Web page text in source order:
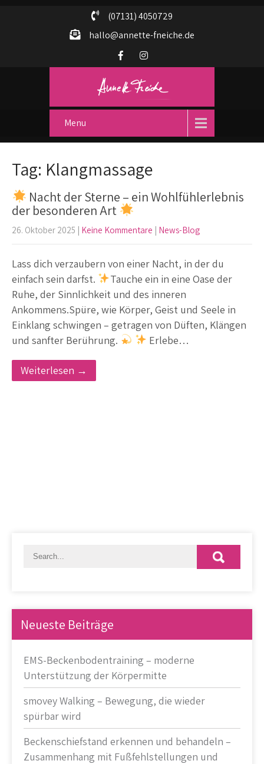
(07131) 4050729
hallo@annette-fneiche.de
Menu
Tag: Klangmassage
Nacht der Sterne – ein Wohlfühlerlebnis
der besonderen Art
26. Oktober 2025 | Keine Kommentare | News-Blog
Lass dich verzaubern von einer Nacht, in der du
einfach sein darfst.
Tauche ein in eine Oase der
Ruhe, der Sinnlichkeit und des inneren
Ankommens.Spüre, wie Körper, Geist und Seele in
Einklang schwingen – getragen von Düften, Klängen
und sanfter Berührung.
Erlebe…
Weiterlesen →
Neueste Beiträge
EMS-Beckenbodentraining – moderne
Unterstützung der Körpermitte
smovey Walking – Bewegung, die wieder
spürbar wird
Beckenschiefstand erkennen und behandeln –
Zusammenhang mit Fußfehlstellungen und